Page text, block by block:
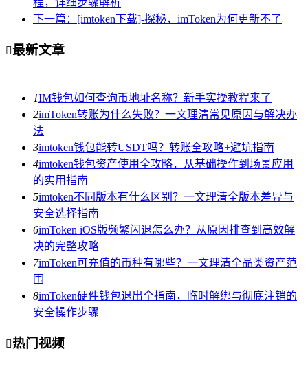
程，详细步骤解析
下一篇：[imtoken下载]-探秘，imToken为何更新不了
最新文章
1IM钱包如何查询币地址名称？新手实操教程来了
2imToken转账为什么失败？一文理清常见原因与解决办
法
3imtoken钱包能转USDT吗？转账全攻略+避坑指南
4imtoken钱包资产使用全攻略，从基础操作到场景应用
的实用指南
5imtoken不同版本有什么区别？一文理清全版本差异与
安全选择指南
6imToken iOS版频繁闪退怎么办？从原因排查到高效解
决的完整攻略
7imToken可充值的币种有哪些？一文理清全品类资产范
围
8imToken硬件钱包退出全指南，临时解绑与彻底注销的
安全操作步骤
热门视频